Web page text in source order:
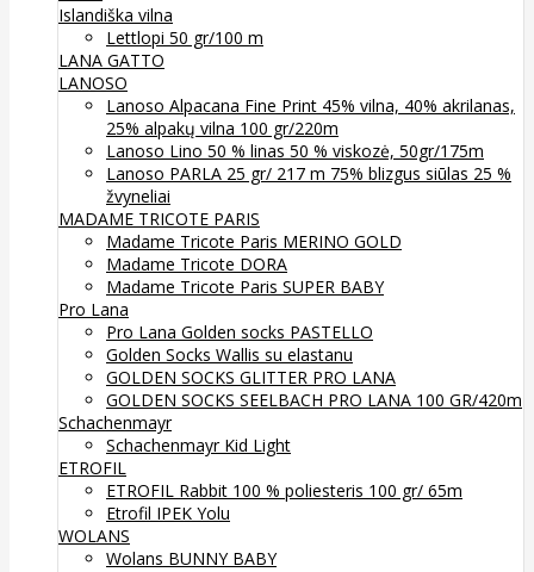
Islandiška vilna
Lettlopi 50 gr/100 m
LANA GATTO
LANOSO
Lanoso Alpacana Fine Print 45% vilna, 40% akrilanas,
25% alpakų vilna 100 gr/220m
Lanoso Lino 50 % linas 50 % viskozė, 50gr/175m
Lanoso PARLA 25 gr/ 217 m 75% blizgus siūlas 25 %
žvyneliai
MADAME TRICOTE PARIS
Madame Tricote Paris MERINO GOLD
Madame Tricote DORA
Madame Tricote Paris SUPER BABY
Pro Lana
Pro Lana Golden socks PASTELLO
Golden Socks Wallis su elastanu
GOLDEN SOCKS GLITTER PRO LANA
GOLDEN SOCKS SEELBACH PRO LANA 100 GR/420m
Schachenmayr
Schachenmayr Kid Light
ETROFIL
ETROFIL Rabbit 100 % poliesteris 100 gr/ 65m
Etrofil IPEK Yolu
WOLANS
Wolans BUNNY BABY